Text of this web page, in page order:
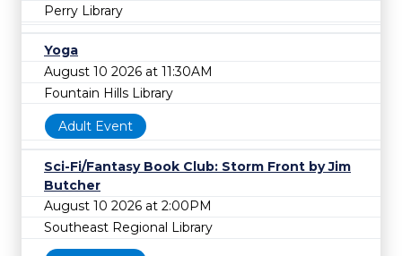
Perry Library
Yoga
August 10 2026 at 11:30AM
Fountain Hills Library
Adult Event
Sci-Fi/Fantasy Book Club: Storm Front by Jim
Butcher
August 10 2026 at 2:00PM
Southeast Regional Library